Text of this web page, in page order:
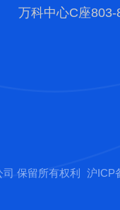
万科中心C座803-
保留所有权利 沪ICP